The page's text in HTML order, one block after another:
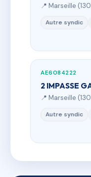
📍 Marseille
Autre syndic
AE6084222
2 IMPASSE
📍 Marseille
Autre syndic